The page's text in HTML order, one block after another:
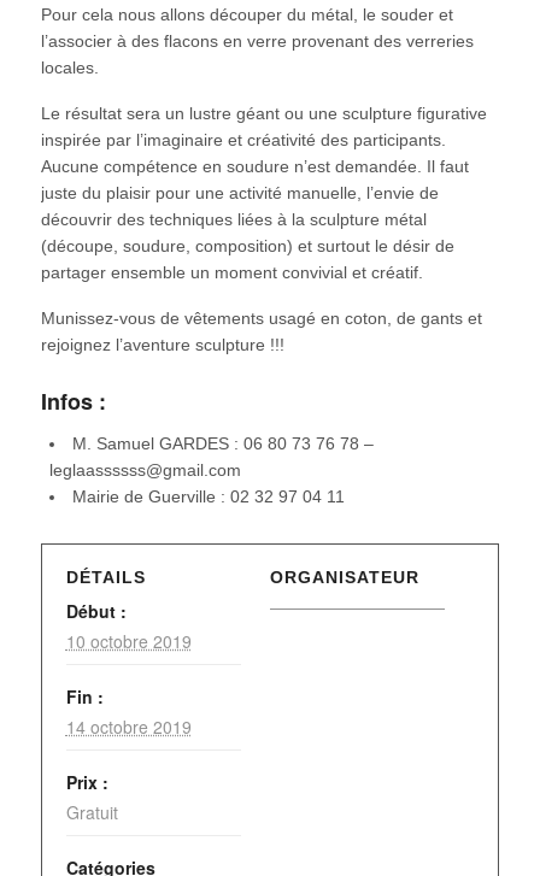
Pour cela nous allons découper du métal, le souder et
l’associer à des flacons en verre provenant des verreries
locales.
Le résultat sera un lustre géant ou une sculpture figurative
inspirée par l’imaginaire et créativité des participants.
Aucune compétence en soudure n’est demandée. Il faut
juste du plaisir pour une activité manuelle, l’envie de
découvrir des techniques liées à la sculpture métal
(découpe, soudure, composition) et surtout le désir de
partager ensemble un moment convivial et créatif.
Munissez-vous de vêtements usagé en coton, de gants et
rejoignez l’aventure sculpture !!!
Infos :
M. Samuel GARDES : 06 80 73 76 78 –
leglaassssss@gmail.com
Mairie de Guerville : 02 32 97 04 11
DÉTAILS
Début :
10 octobre 2019
Fin :
14 octobre 2019
Prix :
Gratuit
Catégories
ORGANISATEUR